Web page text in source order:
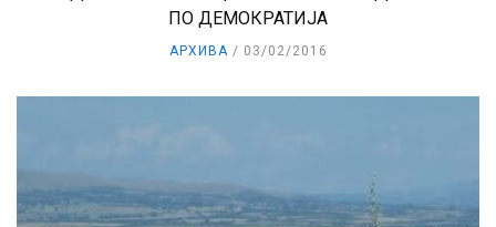
ПО ДЕМОКРАТИЈА
АРХИВА 03/02/2016